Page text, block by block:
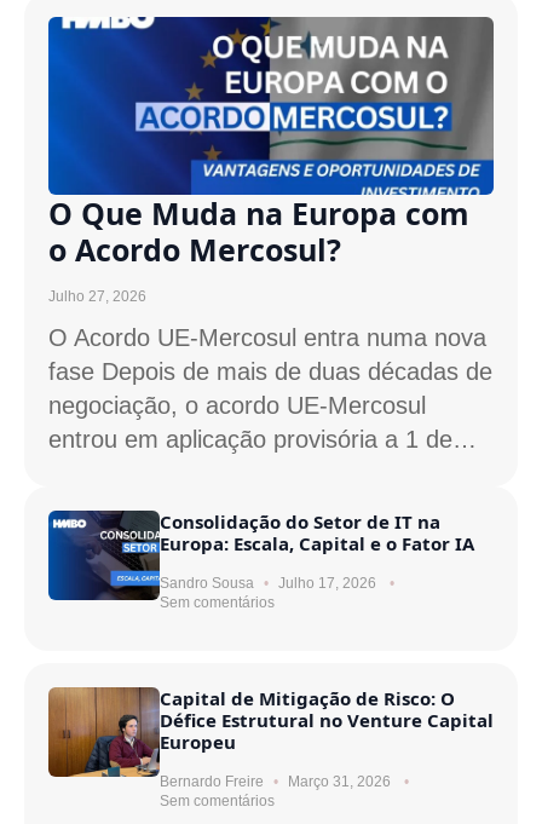
O Que Muda na Europa com
o Acordo Mercosul?
Julho 27, 2026
O Acordo UE-Mercosul entra numa nova
fase Depois de mais de duas décadas de
negociação, o acordo UE-Mercosul
entrou em aplicação provisória a 1 de…
Consolidação do Setor de IT na
Europa: Escala, Capital e o Fator IA
Sandro Sousa
Julho 17, 2026
Sem comentários
Capital de Mitigação de Risco: O
Défice Estrutural no Venture Capital
Europeu
Bernardo Freire
Março 31, 2026
Sem comentários